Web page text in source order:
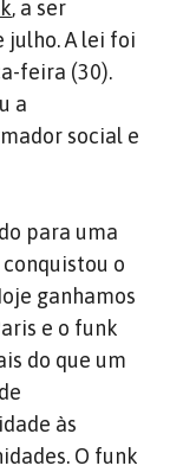
, a ser
julho.A lei foi
feira (30).
a
social e
para uma
o
ganhamos
e o funk
do que um
às
O funk